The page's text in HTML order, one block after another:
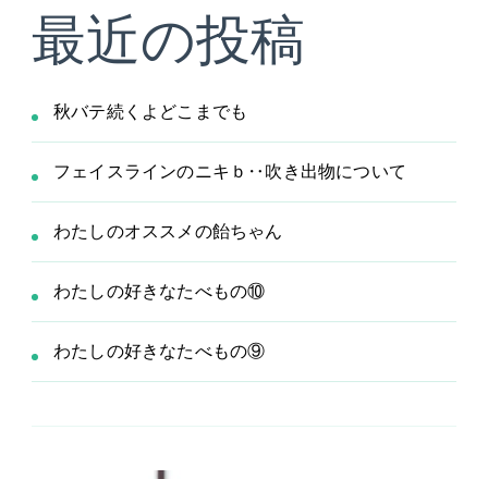
最近の投稿
秋バテ続くよどこまでも
フェイスラインのニキｂ‥吹き出物について
わたしのオススメの飴ちゃん
わたしの好きなたべもの⑩
わたしの好きなたべもの⑨